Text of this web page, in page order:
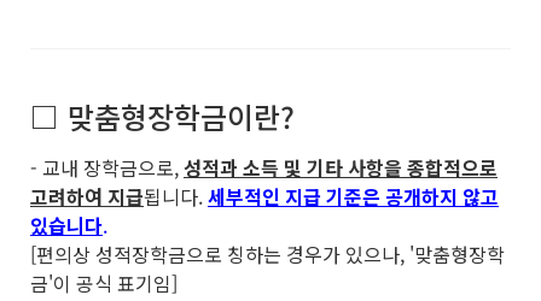
□ 맞춤형장학금이란?
- 교내 장학금으로,성적과 소득 및 기타 사항을 종합적으로
고려하여 지급됩니다.세부적인 지급 기준은 공개하지 않고
있습니다.
[편의상 성적장학금으로 칭하는 경우가 있으나, '맞춤형장학
금'이 공식 표기임]